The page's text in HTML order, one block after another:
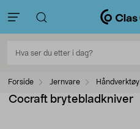
Forside Jernvare Håndverktøy
Cocraft brytebladkniver